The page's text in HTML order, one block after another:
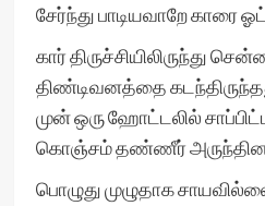
சேர்ந்து பாடியவாறே காரை
கார் திருச்சியிலிருந்து
திண்டிவனத்தை
முன் ஒரு ஹோட்டலில்
கொஞ்சம் தண்ணீர்
பொழுது முழுதாக